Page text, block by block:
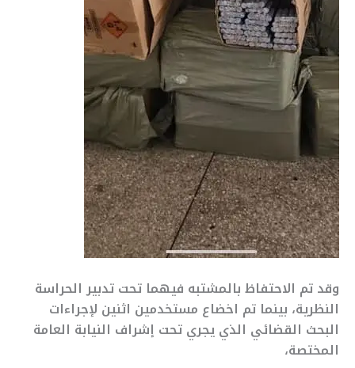
وقد تم الاحتفاظ بالمشتبه فيهما تحت تدبير الحراسة
النظرية، بينما تم اخضاع مستخدمين اثنين لإجراءات
البحث القضائي الذي يجري تحت إشراف النيابة العامة
المختصة،